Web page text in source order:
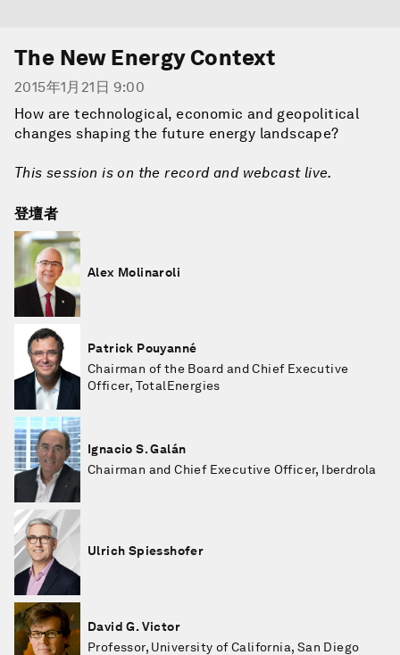
The New Energy Context
2015年1月21日 9:00
How are technological, economic and geopolitical
changes shaping the future energy landscape?
This session is on the record and webcast live.
登壇者
Alex Molinaroli
Patrick Pouyanné
Chairman of the Board and Chief Executive
Officer, TotalEnergies
Ignacio S. Galán
Chairman and Chief Executive Officer, Iberdrola
Ulrich Spiesshofer
David G. Victor
Professor, University of California, San Diego